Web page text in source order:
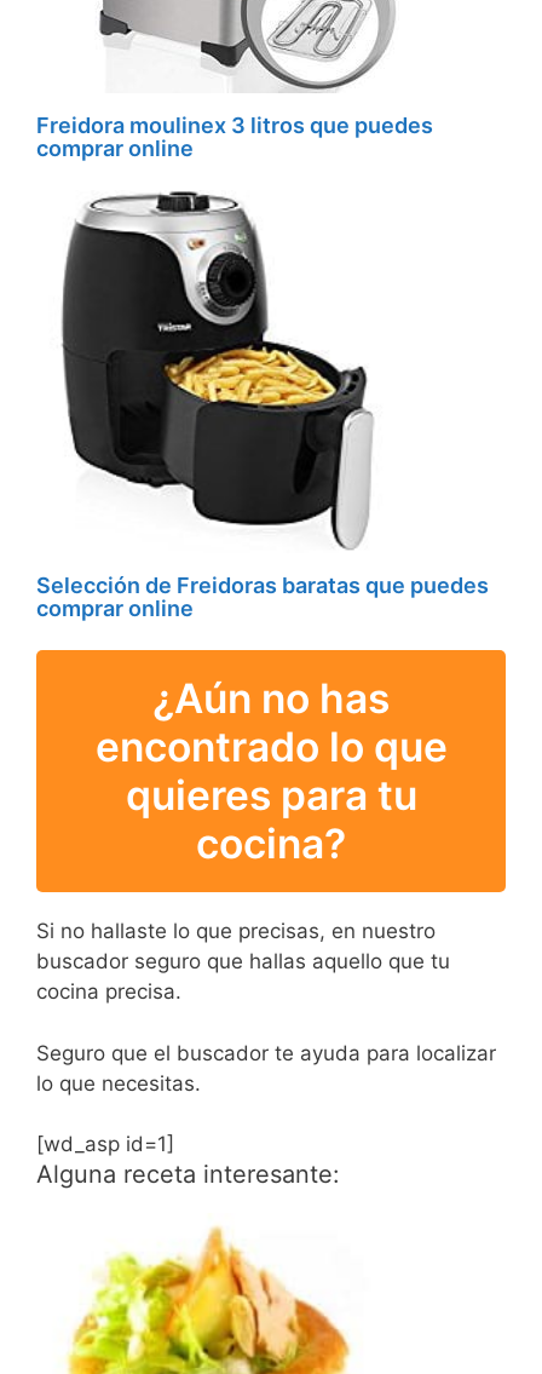
Freidora moulinex 3 litros que puedes
comprar online
Selección de Freidoras baratas que puedes
comprar online
¿Aún no has
encontrado lo que
quieres para tu
cocina?
Si no hallaste lo que precisas, en nuestro
buscador seguro que hallas aquello que tu
cocina precisa.
Seguro que el buscador te ayuda para localizar
lo que necesitas.
[wd_asp id=1]
Alguna receta interesante: